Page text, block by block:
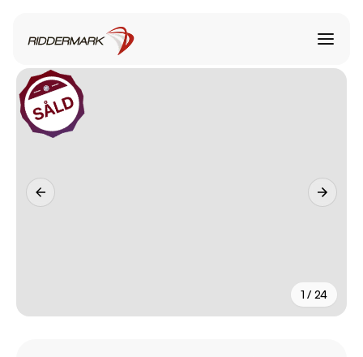
1 / 24